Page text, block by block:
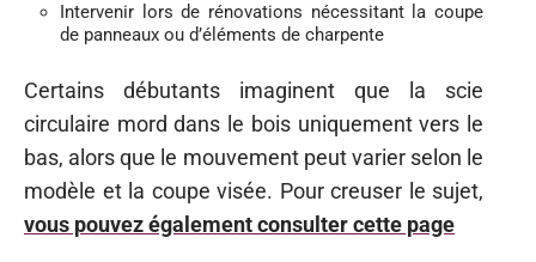
Intervenir lors de rénovations nécessitant la coupe
de panneaux ou d’éléments de charpente
Certains débutants imaginent que la scie
circulaire mord dans le bois uniquement vers le
bas, alors que le mouvement peut varier selon le
modèle et la coupe visée. Pour creuser le sujet,
vous pouvez également consulter cette page